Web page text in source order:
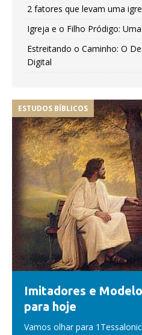
2 fatores que levam uma
Igreja e o Filho Pródigo:
Estreitando o Caminho: O
Digital
ESTUDOS BÍBLICOS
Imitadores e
para hoje
Vamos olhar para